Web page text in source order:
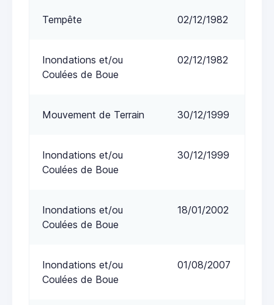
Tempête 02/12/1982
Inondations et/ou
Coulées de Boue
02/12/1982
Mouvement de Terrain 30/12/1999
Inondations et/ou
Coulées de Boue
30/12/1999
Inondations et/ou
Coulées de Boue
18/01/2002
Inondations et/ou
Coulées de Boue
01/08/2007